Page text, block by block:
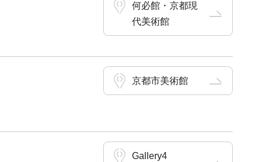
何必館・京都現
代美術館
京都市美術館
Gallery4